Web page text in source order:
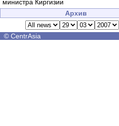
министра Киргизии
Архив
© CentrAsia